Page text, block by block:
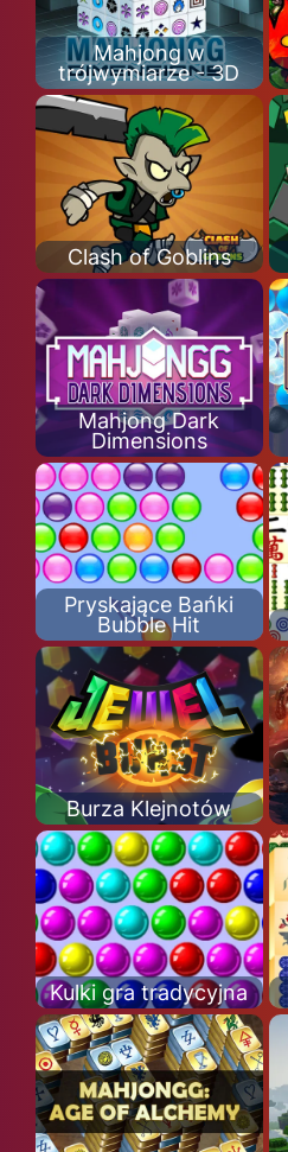
Mahjong w
trójwymiarze - 3D
Clash of Goblins
Mahjong Dark
Dimensions
Pryskające Bańki
Bubble Hit
Burza Klejnotów
Kulki gra tradycyjna